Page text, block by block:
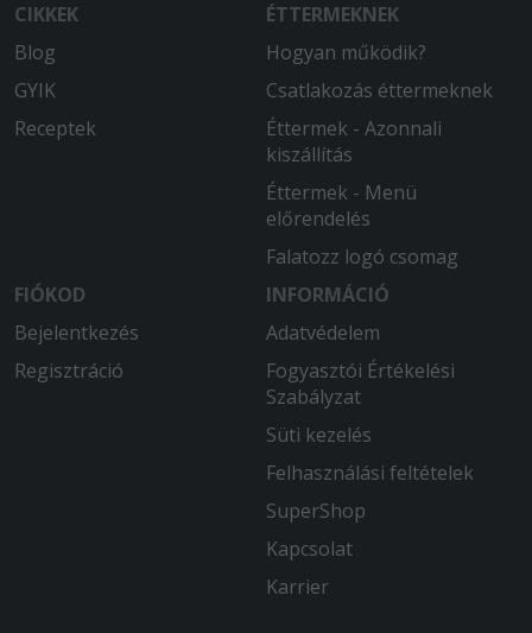
CIKKEK
Blog
GYIK
Receptek
ÉTTERMEKNEK
Hogyan működik?
Csatlakozás éttermeknek
Éttermek - Azonnali
kiszállítás
Éttermek - Menü
előrendelés
Falatozz logó csomag
FIÓKOD
Bejelentkezés
Regisztráció
INFORMÁCIÓ
Adatvédelem
Fogyasztói Értékelési
Szabályzat
Süti kezelés
Felhasználási feltételek
SuperShop
Kapcsolat
Karrier